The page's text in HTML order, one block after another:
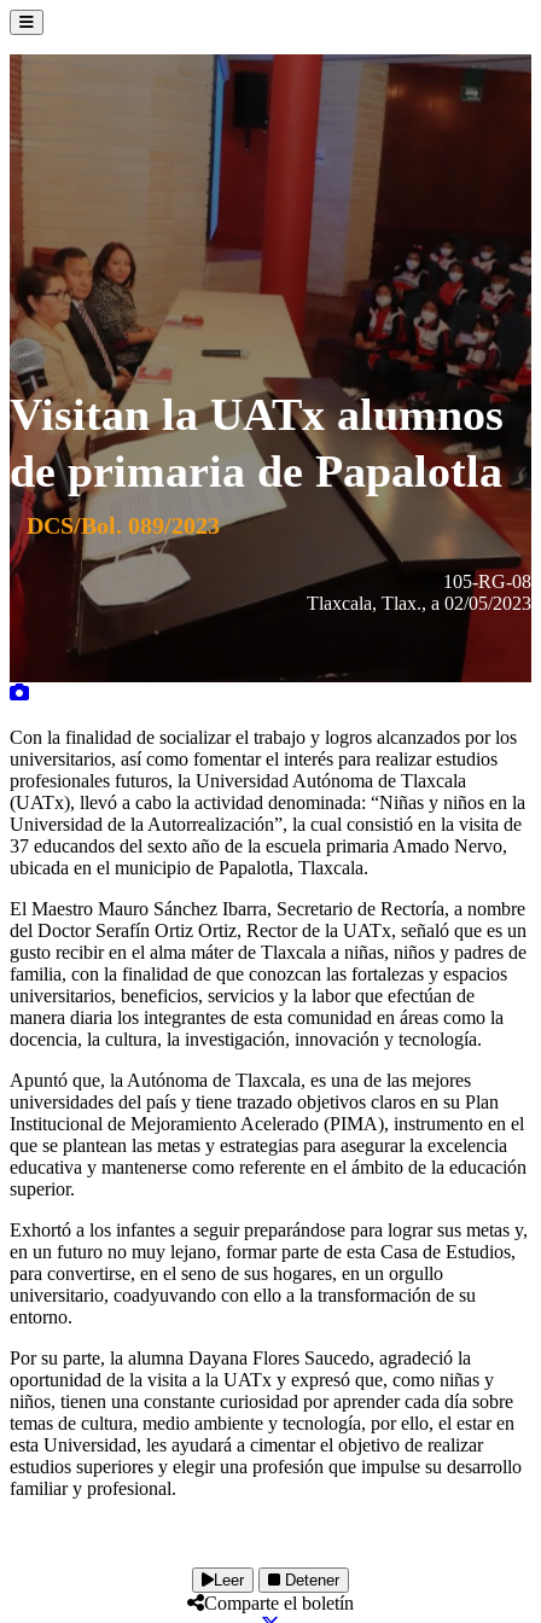
Visitan la UATx alumnos
de primaria de Papalotla
DCS/Bol. 089/2023
105-RG-08
Tlaxcala, Tlax., a 02/05/2023
Con la finalidad de socializar el trabajo y logros alcanzados por los
universitarios, así como fomentar el interés para realizar estudios
profesionales futuros, la Universidad Autónoma de Tlaxcala
(UATx), llevó a cabo la actividad denominada: “Niñas y niños en la
Universidad de la Autorrealización”, la cual consistió en la visita de
37 educandos del sexto año de la escuela primaria Amado Nervo,
ubicada en el municipio de Papalotla, Tlaxcala.
El Maestro Mauro Sánchez Ibarra, Secretario de Rectoría, a nombre
del Doctor Serafín Ortiz Ortiz, Rector de la UATx, señaló que es un
gusto recibir en el alma máter de Tlaxcala a niñas, niños y padres de
familia, con la finalidad de que conozcan las fortalezas y espacios
universitarios, beneficios, servicios y la labor que efectúan de
manera diaria los integrantes de esta comunidad en áreas como la
docencia, la cultura, la investigación, innovación y tecnología.
Apuntó que, la Autónoma de Tlaxcala, es una de las mejores
universidades del país y tiene trazado objetivos claros en su Plan
Institucional de Mejoramiento Acelerado (PIMA), instrumento en el
que se plantean las metas y estrategias para asegurar la excelencia
educativa y mantenerse como referente en el ámbito de la educación
superior.
Exhortó a los infantes a seguir preparándose para lograr sus metas y,
en un futuro no muy lejano, formar parte de esta Casa de Estudios,
para convertirse, en el seno de sus hogares, en un orgullo
universitario, coadyuvando con ello a la transformación de su
entorno.
Por su parte, la alumna Dayana Flores Saucedo, agradeció la
oportunidad de la visita a la UATx y expresó que, como niñas y
niños, tienen una constante curiosidad por aprender cada día sobre
temas de cultura, medio ambiente y tecnología, por ello, el estar en
esta Universidad, les ayudará a cimentar el objetivo de realizar
estudios superiores y elegir una profesión que impulse su desarrollo
familiar y profesional.
Leer Detener
Comparte el boletín